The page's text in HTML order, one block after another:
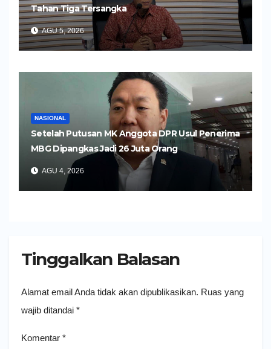
Tahan Tiga Tersangka
AGU 5, 2026
NASIONAL
Setelah Putusan MK Anggota DPR Usul Penerima
MBG Dipangkas Jadi 26 Juta Orang
AGU 4, 2026
Tinggalkan Balasan
Alamat email Anda tidak akan dipublikasikan. Ruas yang
wajib ditandai *
Komentar *